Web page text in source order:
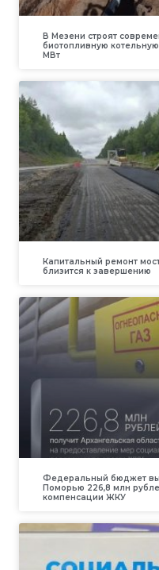
В Мезени строят
биотопливную
МВт
Капитальный ремонт
близится к завершению
Федеральный бюджет
Поморью 226,8 млн
компенсации ЖКУ